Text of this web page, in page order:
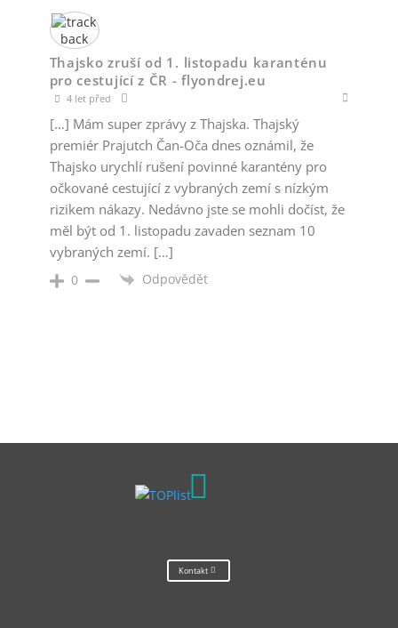
Thajsko zruší od 1. listopadu karanténu
pro cestující z ČR - flyondrej.eu
4 let před
[…] Mám super zprávy z Thajska. Thajský
premiér Prajutch Čan-Oča dnes oznámil, že
Thajsko urychlí rušení povinné karantény pro
očkované cestující z vybraných zemí s nízkým
rizikem nákazy. Nedávno jste se mohli dočíst, že
měl být od 1. listopadu zavaden seznam 10
vybraných zemí. […]
0 Odpovědět

Kontakt